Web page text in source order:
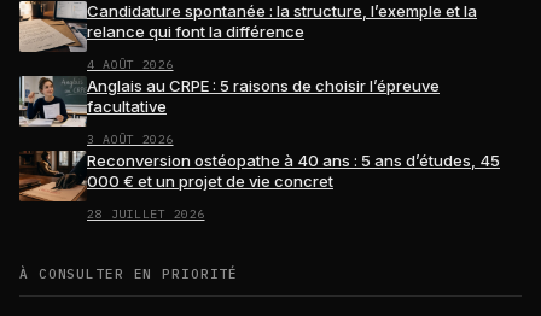
Candidature spontanée : la structure, l’exemple et la
relance qui font la différence
4 AOÛT 2026
Anglais au CRPE : 5 raisons de choisir l’épreuve
facultative
3 AOÛT 2026
Reconversion ostéopathe à 40 ans : 5 ans d’études, 45
000 € et un projet de vie concret
28 JUILLET 2026
À CONSULTER EN PRIORITÉ